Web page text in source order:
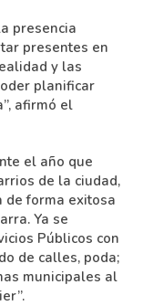
presencia
presentes en
y las
planificar
afirmó el
el año que
de la ciudad,
de forma exitosa
Ya se
Públicos con
de calles, poda;
municipales al